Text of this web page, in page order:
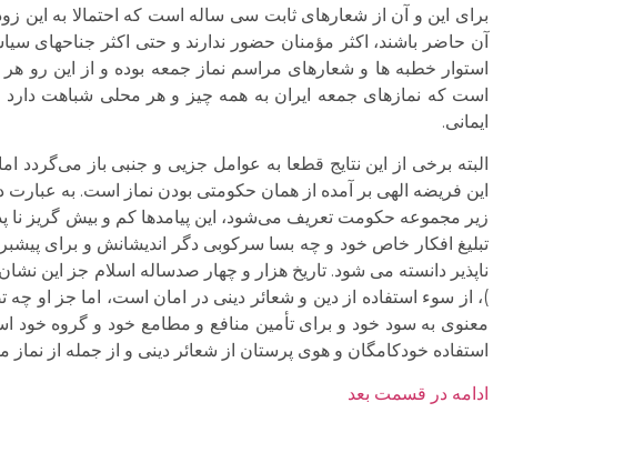
برای این و آن از شعارهای ثابت سی ساله است که احتمالا به این
آن حاضر باشند، اکثر مؤمنان حضور ندارند و حتی اکثر جناحهای
استوار خطبه ها و شعارهای مراسم نماز جمعه بوده و از این رو
است که نمازهای جمعه ایران به همه چیز و هر محلی شباهت
ایمانی.
البته برخی از این نتایج قطعا به عوامل جزیی و جنبی باز
این فریضه الهی بر آمده از همان حکومتی بودن نماز است. به
زیر مجموعه حکومت تعریف می‌‌شود، این پیامدها کم و بیش گریز نا
تبلیغ افکار خاص خود و چه بسا سرکوبی دگر اندیشانش و برای
ناپذیر دانسته می شود. تاریخ هزار و چهار صدساله اسلام جز این
)، از سوء استفاده از دین و شعائر دینی در امان است، اما جز او
معنوی به سود خود و برای تأمین منافع و مطامع خود و گروه خود
استفاده خودکامگان و هوی پرستان از شعائر دینی و از جمله از
ادامه در قسمت بعد